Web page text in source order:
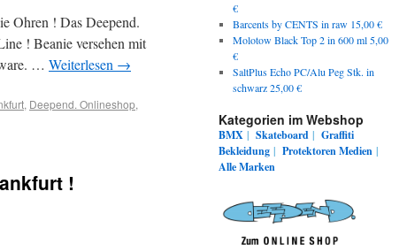
Ohren ! Das Deepend.
! Beanie versehen mit
… Weiterlesen →
, Deepend. Onlineshop,
!
€
Barcents by CENTS in raw 15,00 €
Molotow Black Top 2 in 600 ml 5,00
€
SaltPlus Echo PC/Alu Peg Stk. in
schwarz 25,00 €
Kategorien im Webshop
BMX | Skateboard | Graffiti
Bekleidung | ProtektorenMedien |
Alle Marken